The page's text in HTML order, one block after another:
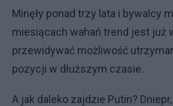
Minęły ponad trzy lata i bywalcy
miesiącach wahań trend jest już
przewidywać możliwość
pozycji w dłuższym czasie.
A jak daleko zajdzie Putin?